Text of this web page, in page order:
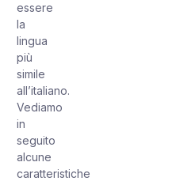
essere
la
lingua
più
simile
all’italiano.
Vediamo
in
seguito
alcune
caratteristiche